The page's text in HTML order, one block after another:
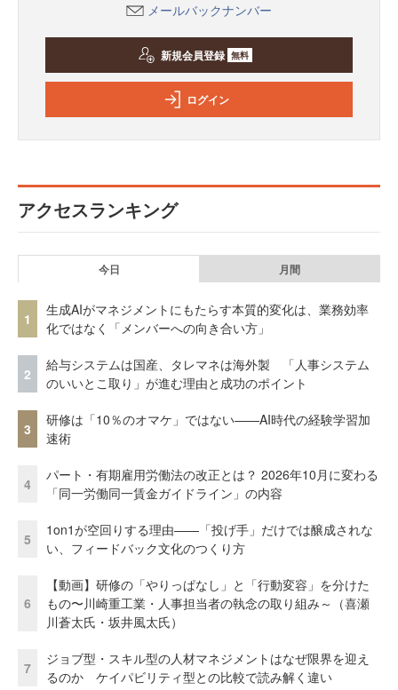
メールバックナンバー
新規会員登録 無料
ログイン
アクセスランキング
今日 月間
1
生成AIがマネジメントにもたらす本質的変化は、業務効率
化ではなく「メンバーへの向き合い方」
2
給与システムは国産、タレマネは海外製 「人事システム
のいいとこ取り」が進む理由と成功のポイント
3
研修は「10％のオマケ」ではない——AI時代の経験学習加
速術
4
パート・有期雇用労働法の改正とは？ 2026年10月に変わる
「同一労働同一賃金ガイドライン」の内容
5
1on1が空回りする理由——「投げ手」だけでは醸成されな
い、フィードバック文化のつくり方
6
【動画】研修の「やりっぱなし」と「行動変容」を分けた
もの〜川崎重工業・人事担当者の執念の取り組み～（喜瀬
川蒼太氏・坂井風太氏）
7
ジョブ型・スキル型の人材マネジメントはなぜ限界を迎え
るのか ケイパビリティ型との比較で読み解く違い